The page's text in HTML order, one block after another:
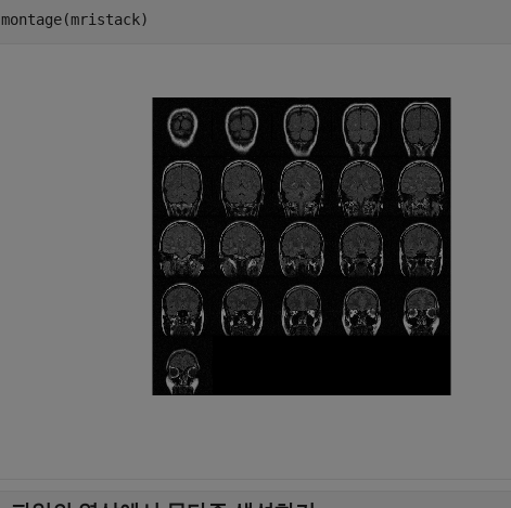
montage(mristack)